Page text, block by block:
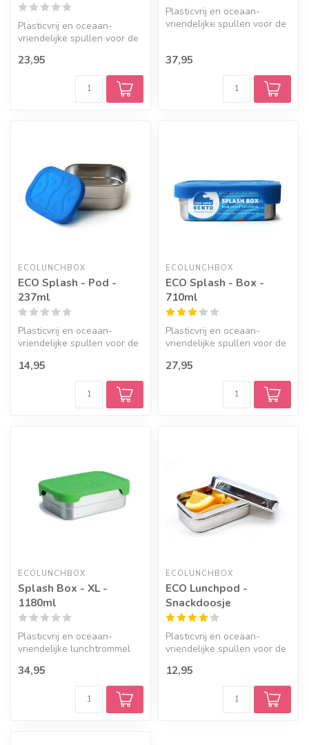
Plasticvrij en oceaan-
vriendelijke spullen voor de
23,95
Plasticvrij en oceaan-
vriendelijke spullen voor de
37,95
ECOLUNCHBOX
ECO Splash - Pod -
237ml
Plasticvrij en oceaan-
vriendelijke spullen voor de
14,95
ECOLUNCHBOX
ECO Splash - Box -
710ml
Plasticvrij en oceaan-
vriendelijke spullen voor de
27,95
ECOLUNCHBOX
Splash Box - XL -
1180ml
Plasticvrij en oceaan-
vriendelijke lunchtrommel
34,95
ECOLUNCHBOX
ECO Lunchpod -
Snackdoosje
Plasticvrij en oceaan-
vriendelijke spullen voor de
12,95